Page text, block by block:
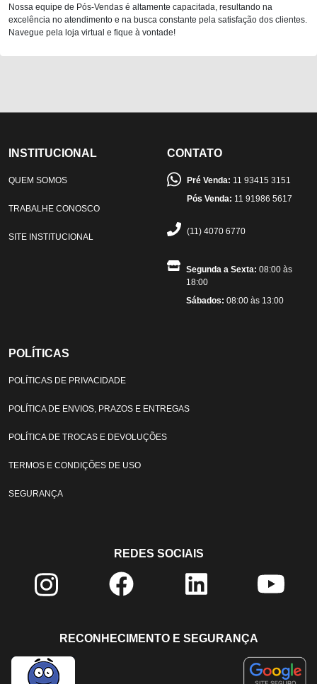
Nossa equipe de Pós-Vendas é altamente capacitada, resultando na
excelência no atendimento e na busca constante pela satisfação dos clientes.
Navegue pela loja virtual e fique à vontade!
INSTITUCIONAL
QUEM SOMOS
TRABALHE CONOSCO
SITE INSTITUCIONAL
CONTATO
Pré Venda: 11 93415 3151
Pós Venda: 11 91986 5617
(11) 4070 6770
Segunda a Sexta: 08:00 às
18:00
Sábados: 08:00 às 13:00
POLÍTICAS
POLÍTICAS DE PRIVACIDADE
POLÍTICA DE ENVIOS, PRAZOS E ENTREGAS
POLÍTICA DE TROCAS E DEVOLUÇÕES
TERMOS E CONDIÇÕES DE USO
SEGURANÇA
REDES SOCIAIS
RECONHECIMENTO E SEGURANÇA